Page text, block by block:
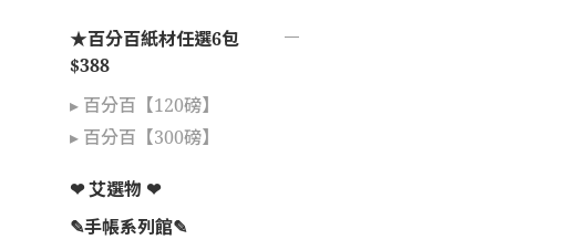
★百分百紙材任選6包
$388
▸ 百分百【120磅】
▸ 百分百【300磅】
❤ 艾選物 ❤
✎手帳系列館✎